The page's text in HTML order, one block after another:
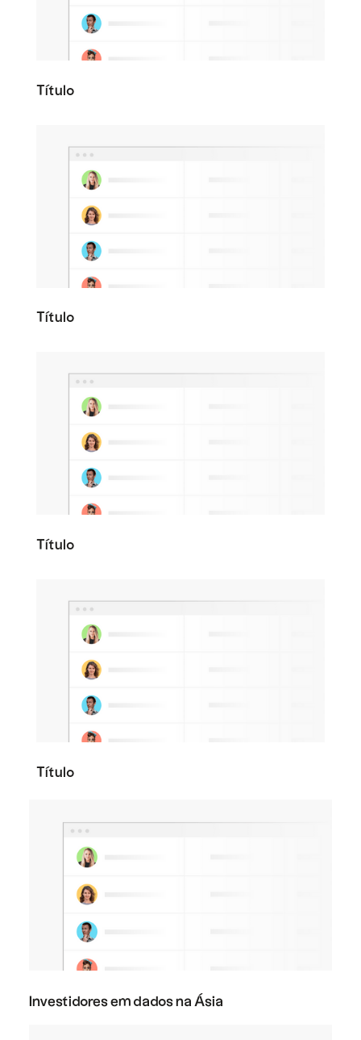
Título
Título
Título
Título
Investidores em dados na Ásia